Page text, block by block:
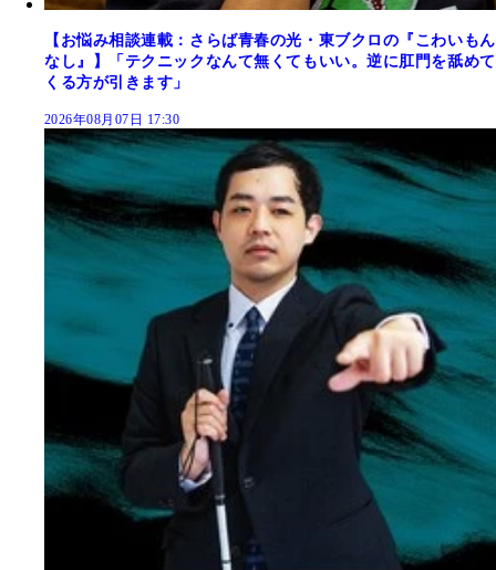
【お悩み相談連載：さらば青春の光・東ブクロの『こわいもん
なし』】「テクニックなんて無くてもいい。逆に肛門を舐めて
くる方が引きます」
2026年08月07日 17:30